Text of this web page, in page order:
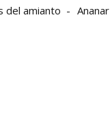
del amianto Ananar